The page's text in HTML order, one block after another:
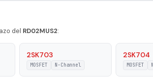
N-Channel
del RD02MUS2:
2SK703
MOSFET N-Channel
2SK704
MOSFET